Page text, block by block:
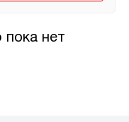
пока нет